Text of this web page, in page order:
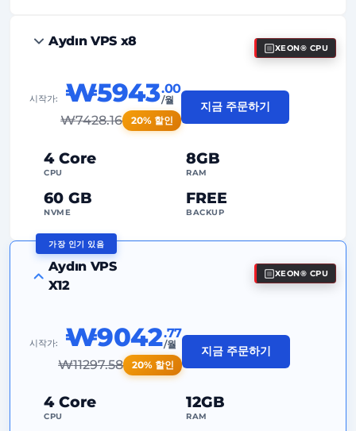
99%
공정 사용(Fair Usage)트래픽
백업 지점
전용(Dedicated)
IP 주소
Aydın VPS x8 XEON® CPU
4 Core
CPU
8GB
RAM
60 GB
NVME
FREE
BACKUP
시작가: ₩5943.00
/월
₩7428.16 20% 할인
지금 주문하기
FREE Anti-DDoS
99%
2 백업 지점
24/7전문가 지원
전용(Dedicated)
IP 주소
가장 인기 있음
Aydın VPS
X12
XEON® CPU
4 Core
CPU
12GB
RAM
시작가: ₩9042.77
/월
₩11297.58 20% 할인
지금 주문하기